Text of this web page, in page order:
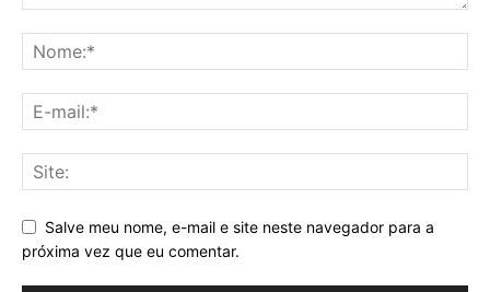
Salve meu nome, e-mail e site neste navegador para a
próxima vez que eu comentar.